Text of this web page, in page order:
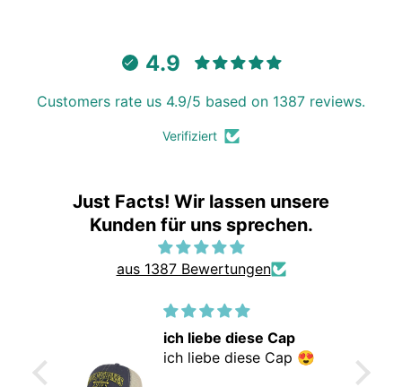
4.9
Customers rate us 4.9/5 based on 1387 reviews.
Verifiziert
Just Facts! Wir lassen unsere
Kunden für uns sprechen.
aus 1387 Bewertungen
ich liebe diese Cap
ich liebe diese Cap 😍